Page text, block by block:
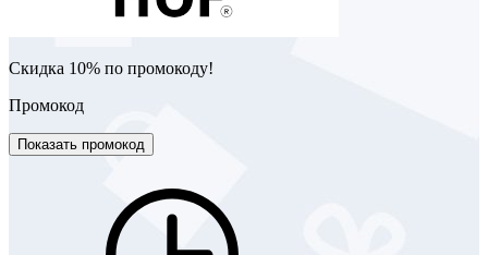
Скидка 10% по промокоду!
Промокод
Показать промокод